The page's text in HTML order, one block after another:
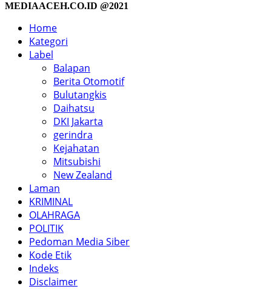
MEDIAACEH.CO.ID @2021
Home
Kategori
Label
Balapan
Berita Otomotif
Bulutangkis
Daihatsu
DKI Jakarta
gerindra
Kejahatan
Mitsubishi
New Zealand
Laman
KRIMINAL
OLAHRAGA
POLITIK
Pedoman Media Siber
Kode Etik
Indeks
Disclaimer